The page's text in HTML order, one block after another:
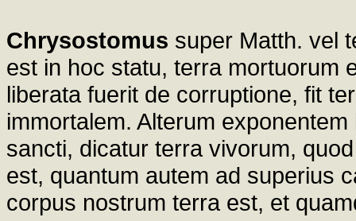
Chrysostomus super Matth. vel
est in hoc statu, terra mortuorum
liberata fuerit de corruptione, fit
immortalem. Alterum
sancti, dicatur terra vivorum,
est, quantum autem ad superius
corpus nostrum terra est, et